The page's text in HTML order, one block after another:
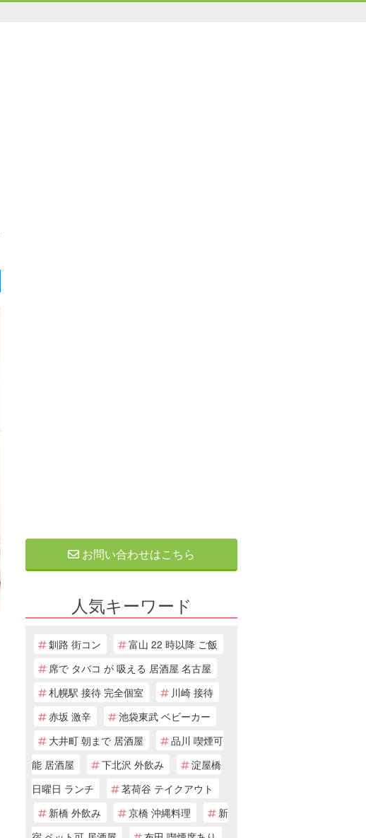
お問い合わせはこちら
人気キーワード
釧路 街コン
富山 22 時以降 ご飯
席で タバコ が 吸える 居酒屋 名古屋
札幌駅 接待 完全個室
川崎 接待
赤坂 激辛
池袋東武 ベビーカー
大井町 朝まで 居酒屋
品川 喫煙可
能 居酒屋
下北沢 外飲み
淀屋橋
日曜日 ランチ
茗荷谷 テイクアウト
新橋 外飲み
京橋 沖縄料理
新